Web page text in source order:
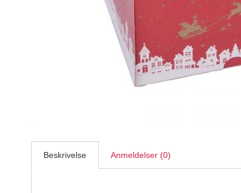
Hvedesur Surdejspulver - 500g
Beskrivelse Anmeldelser (0)